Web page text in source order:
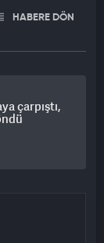
HABERE DÖN
çarpıştı,